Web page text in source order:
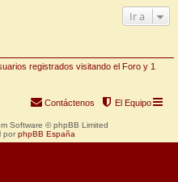
Ir a
registrados visitando el Foro y 1
El Equipo
Contáctenos
Software © phpBB Limited
por phpBB España